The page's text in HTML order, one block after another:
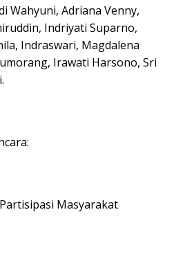
Wahyuni, Adriana Venny,
Indriyati Suparno,
Indraswari, Magdalena
Irawati Harsono, Sri
Masyarakat